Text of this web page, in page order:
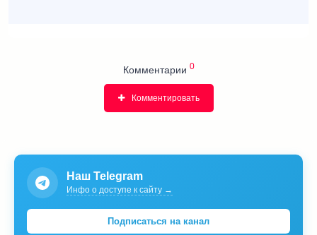
Комментарии 0
Комментировать
Наш Telegram
Инфо о доступе к сайту →
Подписаться на канал